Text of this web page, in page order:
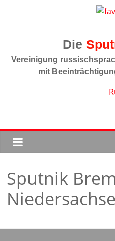
Vereinigung
mit
Sputnik